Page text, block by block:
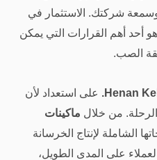
وسمعة شركتك. الاستثمار في
هو أحد أهم القرارات التي يمكن
الصب.
على استعداد لأن
من خلال ماكينات
الشاملة لإنتاج الخرسانة
على المدى الطويل،